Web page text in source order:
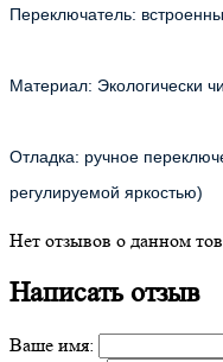
Переключатель:
Материал: Экологически
Отладка: ручное
регулируемой яркостью)
Нет отзывов о данном
Написать отзыв
Ваше имя: